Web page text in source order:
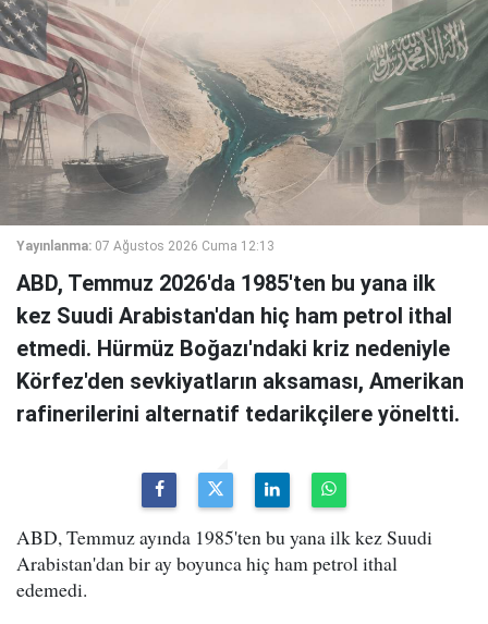
Yayınlanma: 07 Ağustos 2026 Cuma 12:13
ABD, Temmuz 2026'da 1985'ten bu yana ilk
kez Suudi Arabistan'dan hiç ham petrol ithal
etmedi. Hürmüz Boğazı'ndaki kriz nedeniyle
Körfez'den sevkiyatların aksaması, Amerikan
rafinerilerini alternatif tedarikçilere yöneltti.
ABD, Temmuz ayında 1985'ten bu yana ilk kez Suudi
Arabistan'dan bir ay boyunca hiç ham petrol ithal
edemedi.